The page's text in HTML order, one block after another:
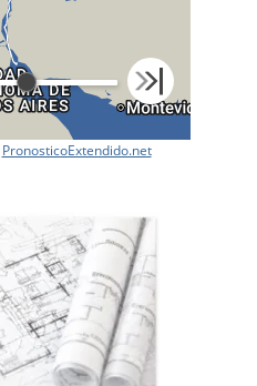
PronosticoExtendido.net